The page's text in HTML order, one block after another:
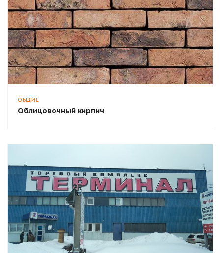
ОБЩИЕ
Облицовочный кирпич